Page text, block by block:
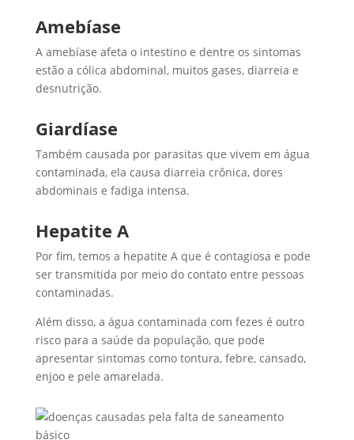
Amebíase
A amebíase afeta o intestino e dentre os sintomas
estão a cólica abdominal, muitos gases, diarreia e
desnutrição.
Giardíase
Também causada por parasitas que vivem em água
contaminada, ela causa diarreia crônica, dores
abdominais e fadiga intensa.
Hepatite A
Por fim, temos a hepatite A que é contagiosa e pode
ser transmitida por meio do contato entre pessoas
contaminadas.
Além disso, a água contaminada com fezes é outro
risco para a saúde da população, que pode
apresentar sintomas como tontura, febre, cansado,
enjoo e pele amarelada.